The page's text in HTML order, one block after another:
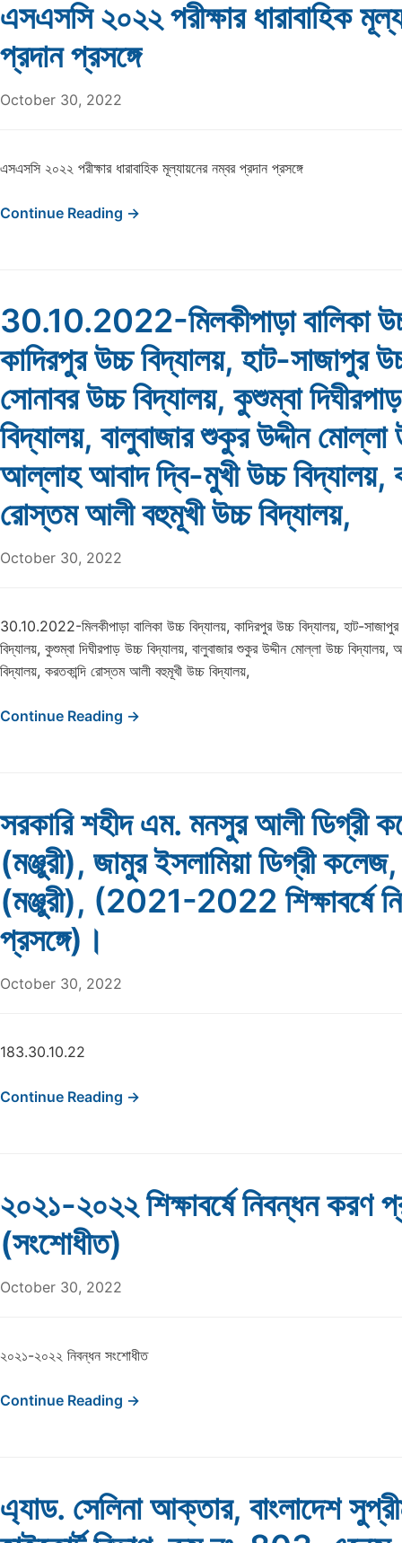
এসএসসি ২০২২ পরীক্ষার ধারাবাহিক
প্রদান প্রসঙ্গে
October 30, 2022
এসএসসি ২০২২ পরীক্ষার ধারাবাহিক মূল্যায়নের নম্বর প্রদান প্রসঙ্গে
Continue Reading →
30.10.2022-মিলকীপাড়া বালিকা
কাদিরপুর উচ্চ বিদ্যালয়, হাট-সাজাপুর
সোনাবর উচ্চ বিদ্যালয়, কুশুম্বা
বিদ্যালয়, বালুবাজার শুকুর উদ্দীন মোল্লা
আল্লাহ আবাদ দ্বি-মুখী উচ্চ বিদ্যালয়,
রোস্তম আলী বহুমূখী উচ্চ বিদ্যালয়,
October 30, 2022
30.10.2022-মিলকীপাড়া বালিকা উচ্চ বিদ্যালয়, কাদিরপুর উচ্চ বিদ্যালয়, হাট-
বিদ্যালয়, কুশুম্বা দিঘীরপাড় উচ্চ বিদ্যালয়, বালুবাজার শুকুর উদ্দীন মোল্লা উচ্চ
বিদ্যালয়, করতকান্দি রোস্তম আলী বহুমূখী উচ্চ বিদ্যালয়,
Continue Reading →
সরকারি শহীদ এম. মনসুর আলী ডিগ্রী
(মঞ্জুরী), জামুর ইসলামিয়া ডিগ্রী
(মঞ্জুরী), (2021-2022 শিক্ষাবর্ষে
প্রসঙ্গে)।
October 30, 2022
183.30.10.22
Continue Reading →
২০২১-২০২২ শিক্ষাবর্ষে নিবন্ধন করণ
(সংশোধীত)
October 30, 2022
২০২১-২০২২ নিবন্ধন সংশোধীত
Continue Reading →
এ্যাড. সেলিনা আক্তার, বাংলাদেশ